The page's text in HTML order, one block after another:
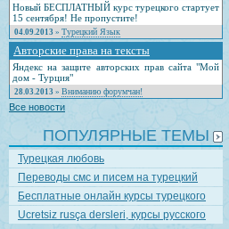
Новый БЕСПЛАТНЫЙ курс турецкого стартует
15 сентября! Не пропустите!
04.09.2013 » Турецкий Язык
Авторские права на тексты
Яндекс на защите авторских прав сайта "Мой
дом - Турция"
28.03.2013 » Вниманию форумчан!
Все новости
ПОПУЛЯРНЫЕ ТЕМЫ
Турецкая любовь
Переводы смс и писем на турецкий
Бесплатные онлайн курсы турецкого
Ucretsiz rusça dersleri, курсы русского